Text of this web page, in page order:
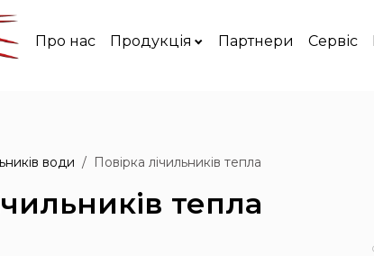
Про нас Продукція Партнери Сервіс
води Повірка лічильників тепла
тепла